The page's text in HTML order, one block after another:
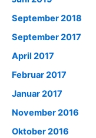
September 2018
September 2017
April 2017
Februar 2017
Januar 2017
November 2016
Oktober 2016